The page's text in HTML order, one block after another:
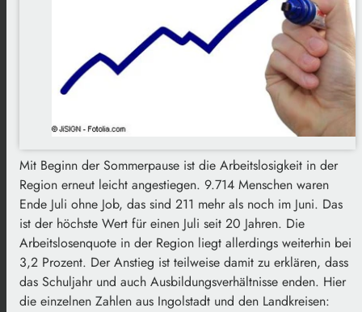
Mit Beginn der Sommerpause ist die Arbeitslosigkeit in der
Region erneut leicht angestiegen. 9.714 Menschen waren
Ende Juli ohne Job, das sind 211 mehr als noch im Juni. Das
ist der höchste Wert für einen Juli seit 20 Jahren. Die
Arbeitslosenquote in der Region liegt allerdings weiterhin bei
3,2 Prozent. Der Anstieg ist teilweise damit zu erklären, dass
das Schuljahr und auch Ausbildungsverhältnisse enden. Hier
die einzelnen Zahlen aus Ingolstadt und den Landkreisen: